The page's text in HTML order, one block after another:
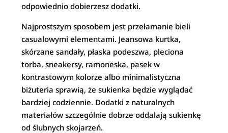
odpowiednio dobierzesz dodatki.
Najprostszym sposobem jest przełamanie bieli
casualowymi elementami. Jeansowa kurtka,
skórzane sandały, płaska podeszwa, pleciona
torba, sneakersy, ramoneska, pasek w
kontrastowym kolorze albo minimalistyczna
biżuteria sprawią, że sukienka będzie wyglądać
bardziej codziennie. Dodatki z naturalnych
materiałów szczególnie dobrze oddalają sukienkę
od ślubnych skojarzeń.